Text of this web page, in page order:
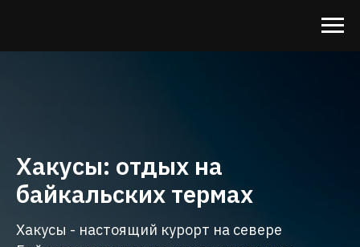
Хакусы: отдых на
байкальских термах
Хакусы - настоящий курорт на севере